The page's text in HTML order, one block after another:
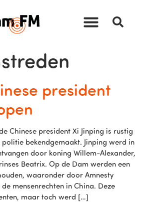
president
Chinese president Xi Jinping is rustig
bekendgemaakt. Jinping werd in
door koning Willem-Alexander,
Beatrix. Op de Dam werden een
waaronder door Amnesty
mensenrechten in China. Deze
maar toch werd […]